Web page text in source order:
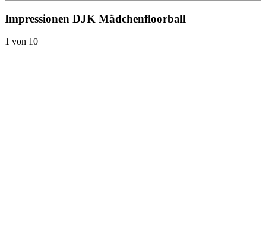
Impressionen DJK Mädchenfloorball
1 von 10